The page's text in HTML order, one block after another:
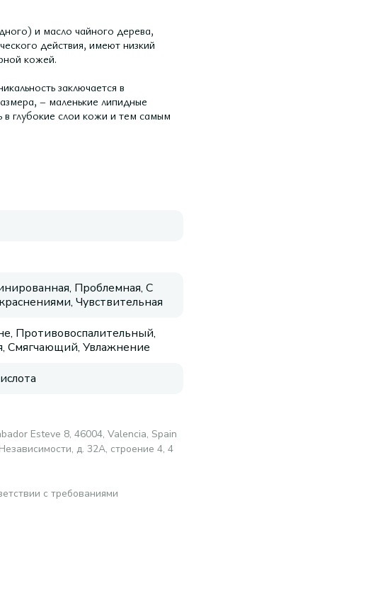
и масло чайного дерева,
действия, имеют низкий
кожей.
заключается в
– маленькие липидные
глубокие слои кожи и тем самым
Проблемная, С
Чувствительная
Противовоспалительный,
Смягчающий, Увлажнение
Esteve 8, 46004, Valencia, Spain
д. 32А, строение 4, 4
с требованиями